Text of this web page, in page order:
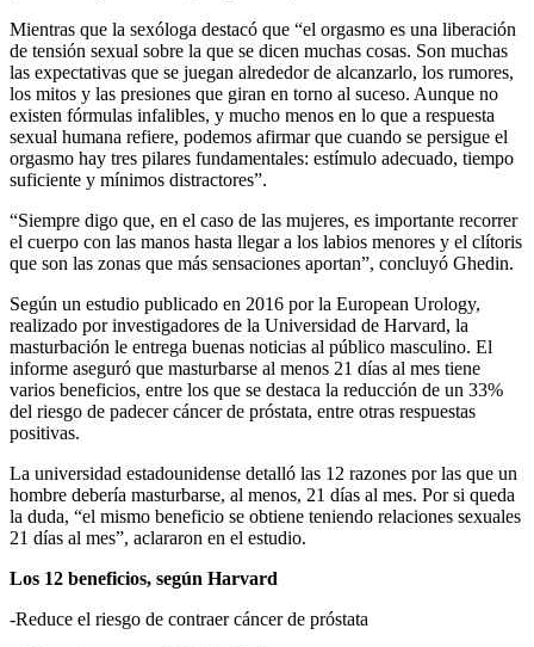
Mientras que la sexóloga destacó que “el orgasmo es una liberación
de tensión sexual sobre la que se dicen muchas cosas. Son muchas
las expectativas que se juegan alrededor de alcanzarlo, los rumores,
los mitos y las presiones que giran en torno al suceso. Aunque no
existen fórmulas infalibles, y mucho menos en lo que a respuesta
sexual humana refiere, podemos afirmar que cuando se persigue el
orgasmo hay tres pilares fundamentales: estímulo adecuado, tiempo
suficiente y mínimos distractores”.
“Siempre digo que, en el caso de las mujeres, es importante recorrer
el cuerpo con las manos hasta llegar a los labios menores y el clítoris
que son las zonas que más sensaciones aportan”, concluyó Ghedin.
Según un estudio publicado en 2016 por la European Urology,
realizado por investigadores de la Universidad de Harvard, la
masturbación le entrega buenas noticias al público masculino. El
informe aseguró que masturbarse al menos 21 días al mes tiene
varios beneficios, entre los que se destaca la reducción de un 33%
del riesgo de padecer cáncer de próstata, entre otras respuestas
positivas.
La universidad estadounidense detalló las 12 razones por las que un
hombre debería masturbarse, al menos, 21 días al mes. Por si queda
la duda, “el mismo beneficio se obtiene teniendo relaciones sexuales
21 días al mes”, aclararon en el estudio.
Los 12 beneficios, según Harvard
-Reduce el riesgo de contraer cáncer de próstata